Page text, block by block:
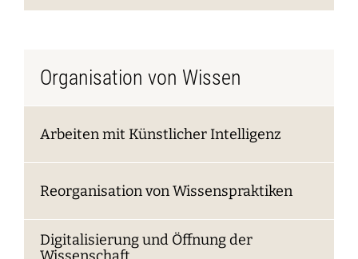
Organisation von Wissen
Arbeiten mit Künstlicher Intelligenz
Reorganisation von Wissenspraktiken
Digitalisierung und Öffnung der